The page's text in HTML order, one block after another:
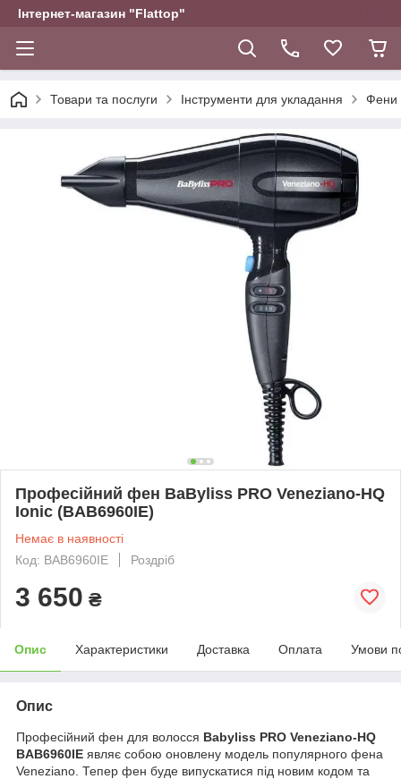
Інтернет-магазин "Flattop"
Товари та послуги Інструменти для укладання Фени
Професійний фен BaByliss PRO Veneziano-HQ
Ionic (BAB6960IE)
Немає в наявності
Код: BAB6960IE
Роздріб
3 650 ₴
Опис Характеристики Доставка Оплата Умови
Опис
Професійний фен для волосся Babyliss PRO Veneziano-HQ
BAB6960IE являє собою оновлену модель популярного фена
Veneziano. Тепер фен буде випускатися під новим кодом та